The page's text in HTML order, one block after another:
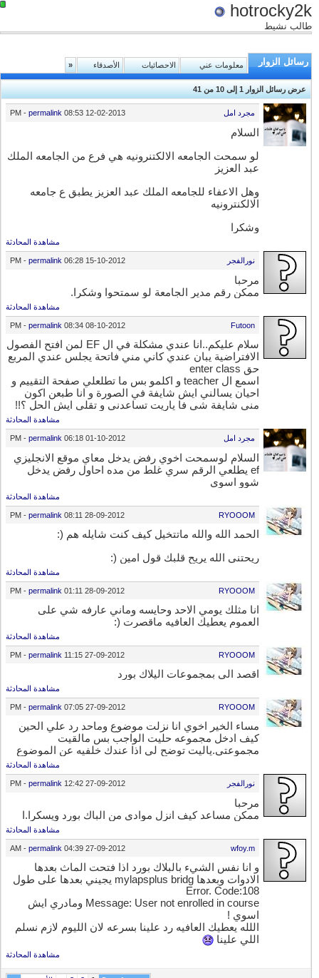
hotrocky2k
طالب نشيط
رسائل الزوار معلومات عني الاحصائيات الأصدقاء
عرض رسائل الزوار 1 إلى 10من41
12-02-2013
08:53 PM
-permalink مجرد امل
السلام
لو سمحت الجامعه الالكتنرونيه هي فرع من الجامعه الملك
عبد العزيز
وهل الاعفاء للجامعه الملك عبد العزيز يطبق ع جامعه
الالكنترونيه
وشكرا
مشاهدة المحادثة
15-10-2012
06:28 PM
-permalink نورالفجر
مرحبا
ممكن رقم مدير الجامعة لو سمتحوا وشكرا.
مشاهدة المحادثة
08-10-2012
08:34 PM
-permalink Futoon
سلام عليكم..انا عندي مشكلة في ال EF لمن افتح الفصول
الافتراضية يبان عندي كاني مني فاتحة يجلس عندي المربع
حق enter class
اسمع ال teacher و اكلمو بس ما تطلعلي صفحة التقييم و
احيان يسالني ايش شايفة في الصورة و انا طبعن اكون
مني شايفة شي فا ياريت تساعدني و تقلي ايش الحل ؟!!
مشاهدة المحادثة
01-10-2012
06:18 PM
-permalink مجرد امل
السلام لوسمحت اخوي رفض يدخل معاي موقع الانجليزي
ef يطلعي الرقم سري غلط من مده احاول رفض يدخل
شوو اسوي
مشاهدة المحادثة
28-09-2012
08:11 PM
-permalink RYOOOM
الحمد الله والله ماتتخيل كيف كنت شايله هم (:
ريحتني الله يريح قلبك قول امين (:
مشاهدة المحادثة
28-09-2012
01:11 PM
-permalink RYOOOM
انا مثلك يومي الاحد وحايسه وماني عارفه شي على
العموم يعطيك العافيه ماقصرت (:
مشاهدة المحادثة
27-09-2012
11:15 PM
-permalink RYOOOM
اقصد الي بمجموعات اليلاك بورد
مشاهدة المحادثة
27-09-2012
07:05 PM
-permalink RYOOOM
مساء الخير اخوي انا نزلت موضوع وماحد رد علي الحين
كيف ادخل مجموعه حليت الواجب بس مالقيت
مجموعتي.ياليت توضح لي اذا عندك خلفيه عن الموضوع
مشاهدة المحادثة
27-09-2012
12:42 PM
-permalink نورالفجر
مرحبا
ممكن مساعد كيف انزل موادي من الباك بورد ويسكرا.ا
مشاهدة المحادثة
27-09-2012
04:39 AM
-permalink wfoy.m
و انا نفس الشيء بالبلاك بورد اذا فتحت الماث بعدها
الادوات وبعدها mylapsplus bridg يجيني بعدها على طول
Error. Code:108
Message: User not enrolled in course ومادري ايش
اسوي !
اللله يعطيك العافيه رد علينا بسرعه لان الليوم لازم نسلم
اللي علينا
مشاهدة المحادثة